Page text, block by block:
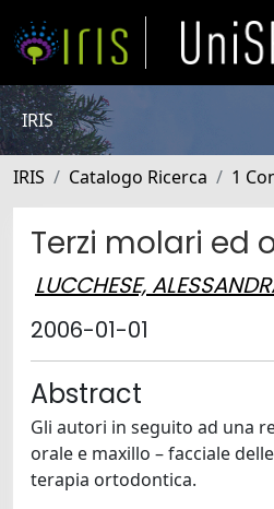
IRIS
IRIS Catalogo Ricerca 1
Terzi molari ed
LUCCHESE,
2006-01-01
Abstract
Gli autori in seguito ad una
orale e maxillo – facciale
terapia ortodontica.